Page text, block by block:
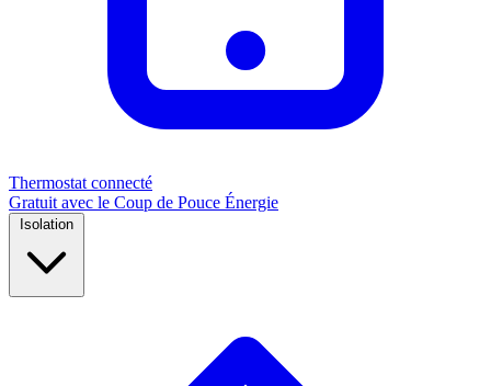
Thermostat connecté
Gratuit avec le Coup de Pouce Énergie